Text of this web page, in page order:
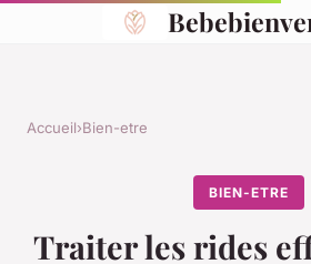
Accueil›Bien-etre
BIEN-ETRE
Traiter les rides